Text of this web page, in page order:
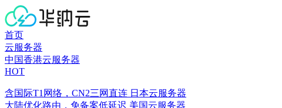
首页
云服务器
中国香港云服务器
HOT
含国际T1网络，CN2三网直连 日本云服务器
大陆优化路由，免备案低延迟 美国云服务器